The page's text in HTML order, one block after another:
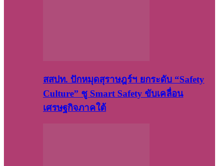
สสปท. ปักหมุดสุราษฎร์ฯ ยกระดับ “Safety
Culture” ชู Smart Safety ขับเคลื่อน
เศรษฐกิจภาคใต้